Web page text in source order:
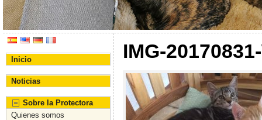
Inicio
Noticias
Sobre la Protectora
Quienes somos
IMG-